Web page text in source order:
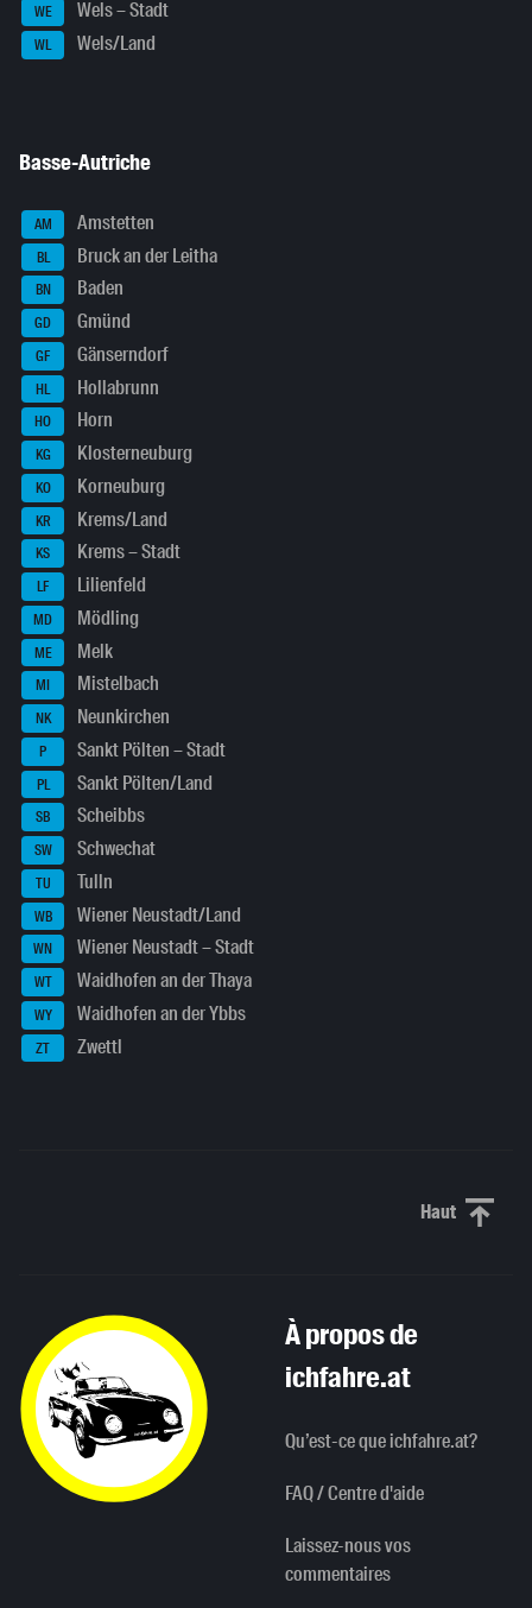
WE Wels – Stadt
WL Wels/Land
Basse-Autriche
AM Amstetten
BL Bruck an der Leitha
BN Baden
GD Gmünd
GF Gänserndorf
HL Hollabrunn
HO Horn
KG Klosterneuburg
KO Korneuburg
KR Krems/Land
KS Krems – Stadt
LF Lilienfeld
MD Mödling
ME Melk
MI Mistelbach
NK Neunkirchen
P Sankt Pölten – Stadt
PL Sankt Pölten/Land
SB Scheibbs
SW Schwechat
TU Tulln
WB Wiener Neustadt/Land
WN Wiener Neustadt – Stadt
WT Waidhofen an der Thaya
WY Waidhofen an der Ybbs
ZT Zwettl
HautHaut de
À propos de
ichfahre.at
Qu’est-ce que ichfahre.at?
FAQ / Centre d'aide
Laissez-nous vos
commentaires